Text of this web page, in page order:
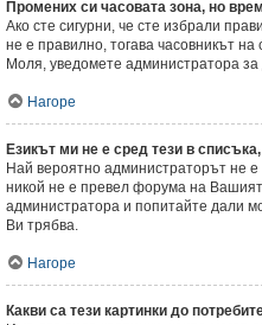
Промених си часовата зона, но
Ако сте сигурни, че сте избрали
не е правилно, тогава часовникът
Моля, уведомете администратора
Нагоре
Езикът ми не е сред тези в
Най вероятно администраторът не
никой не е превел форума на
администратора и попитайте дали
Ви трябва.
Нагоре
Какви са тези картинки до